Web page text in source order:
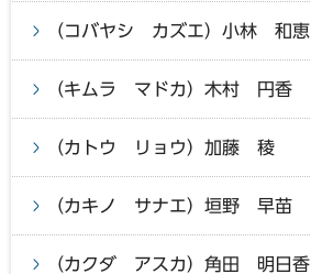
（コバヤシ カズエ）小林 和恵
（キムラ マドカ）木村 円香
（カトウ リョウ）加藤 稜
（カキノ サナエ）垣野 早苗
（カクダ アスカ）角田 明日香